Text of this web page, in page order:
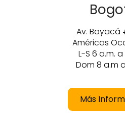
Av. Boyacá
Américas
L-S 6 a.m.
Dom 8 a.m
Más